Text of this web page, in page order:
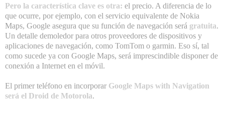
Pero la característica clave es otra: el precio. A diferencia de lo
que ocurre, por ejemplo, con el servicio equivalente de Nokia
Maps, Google asegura que su función de navegación será gratuita.
Un detalle demoledor para otros proveedores de dispositivos y
aplicaciones de navegación, como TomTom o garmin. Eso sí, tal
como sucede ya con Google Maps, será imprescindible disponer de
conexión a Internet en el móvil.
El primer teléfono en incorporar Google Maps with Navigation
será el Droid de Motorola.